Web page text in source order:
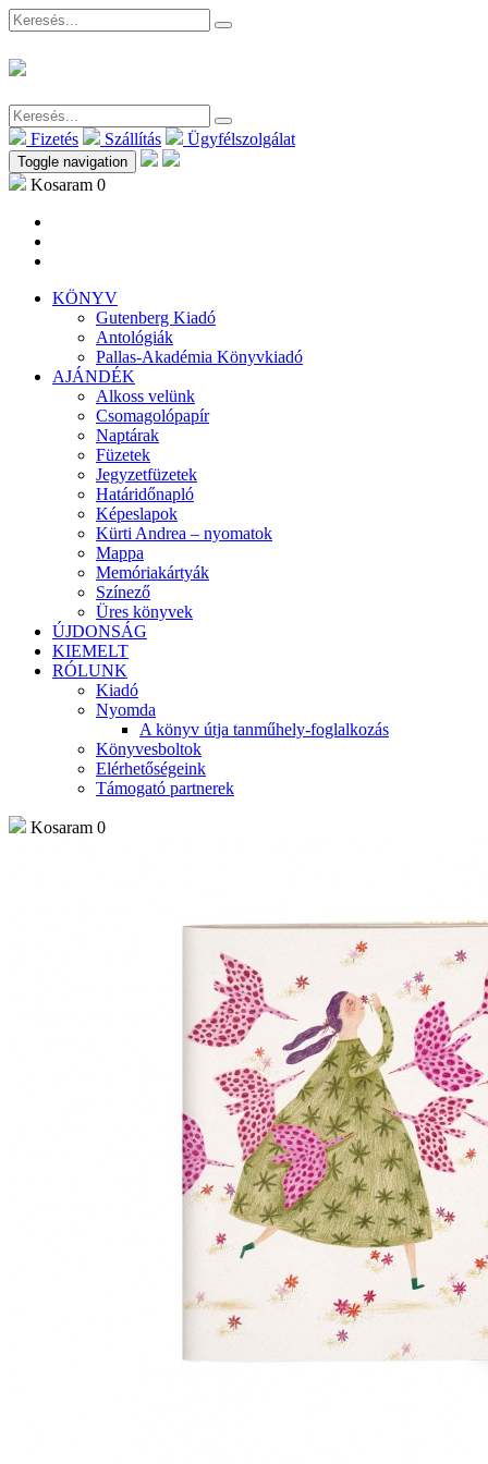
Fizetés Szállítás Ügyfélszolgálat
Toggle navigation
Kosaram 0
KÖNYV
Gutenberg Kiadó
Antológiák
Pallas-Akadémia Könyvkiadó
AJÁNDÉK
Alkoss velünk
Csomagolópapír
Naptárak
Füzetek
Jegyzetfüzetek
Határidőnapló
Képeslapok
Kürti Andrea – nyomatok
Mappa
Memóriakártyák
Színező
Üres könyvek
ÚJDONSÁG
KIEMELT
RÓLUNK
Kiadó
Nyomda
A könyv útja tanműhely-foglalkozás
Könyvesboltok
Elérhetőségeink
Támogató partnerek
Kosaram 0